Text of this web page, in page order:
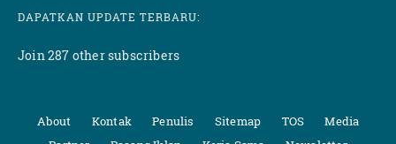
DAPATKAN UPDATE TERBARU:
Join 287 other subscribers
About Kontak Penulis Sitemap TOS
Media